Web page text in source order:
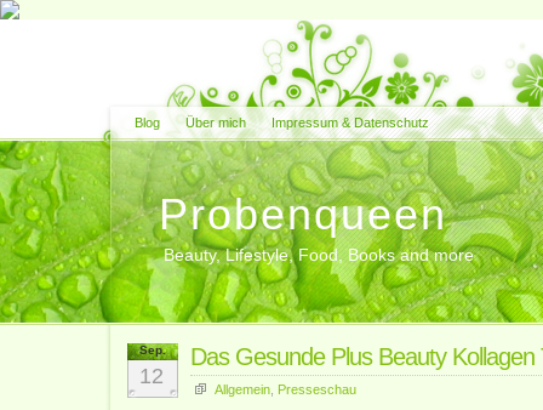
Blog Über mich Impressum & Datenschutz
Probenqueen
Beauty, Lifestyle, Food, Books and more
Sep.
12
Das Gesunde Plus Beauty Kollagen
Allgemein Presseschau